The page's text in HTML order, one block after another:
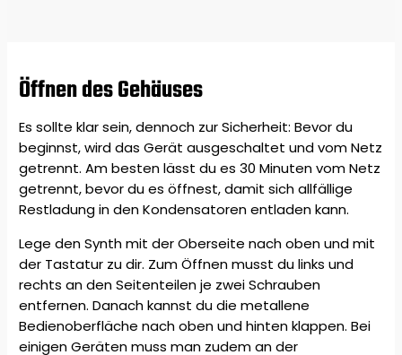
Öffnen des Gehäuses
Es sollte klar sein, dennoch zur Sicherheit: Bevor du
beginnst, wird das Gerät ausgeschaltet und vom Netz
getrennt. Am besten lässt du es 30 Minuten vom Netz
getrennt, bevor du es öffnest, damit sich allfällige
Restladung in den Kondensatoren entladen kann.
Lege den Synth mit der Oberseite nach oben und mit
der Tastatur zu dir. Zum Öffnen musst du links und
rechts an den Seitenteilen je zwei Schrauben
entfernen. Danach kannst du die metallene
Bedienoberfläche nach oben und hinten klappen. Bei
einigen Geräten muss man zudem an der